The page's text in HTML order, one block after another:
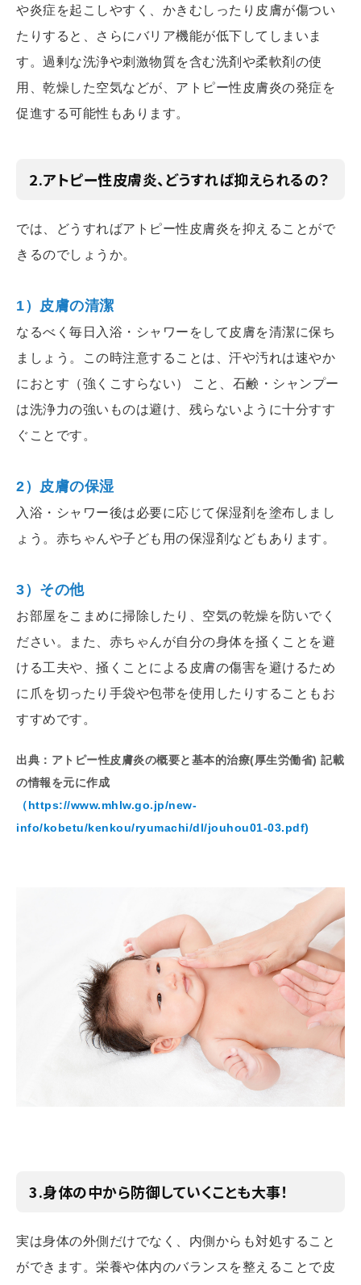
や炎症を起こしやすく、かきむしったり皮膚が傷つい
たりすると、さらにバリア機能が低下してしまいま
す。過剰な洗浄や刺激物質を含む洗剤や柔軟剤の使
用、乾燥した空気などが、アトピー性皮膚炎の発症を
促進する可能性もあります。
2.アトピー性皮膚炎、どうすれば抑えられるの？
では、どうすればアトピー性皮膚炎を抑えることがで
きるのでしょうか。
1）皮膚の清潔
なるべく毎日入浴・シャワーをして皮膚を清潔に保ち
ましょう。この時注意することは、汗や汚れは速やか
におとす（強くこすらない） こと、石鹸・シャンプー
は洗浄力の強いものは避け、残らないように十分すす
ぐことです。
2）皮膚の保湿
入浴・シャワー後は必要に応じて保湿剤を塗布しまし
ょう。赤ちゃんや子ども用の保湿剤などもあります。
3）その他
お部屋をこまめに掃除したり、空気の乾燥を防いでく
ださい。また、赤ちゃんが自分の身体を掻くことを避
ける工夫や、掻くことによる皮膚の傷害を避けるため
に爪を切ったり手袋や包帯を使用したりすることもお
すすめです。
出典：アトピー性皮膚炎の概要と基本的治療(厚生労働省) 記載
の情報を元に作成
（https://www.mhlw.go.jp/new-
info/kobetu/kenkou/ryumachi/dl/jouhou01-03.pdf)
3.身体の中から防御していくことも大事！
実は身体の外側だけでなく、内側からも対処すること
ができます。栄養や体内のバランスを整えることで皮